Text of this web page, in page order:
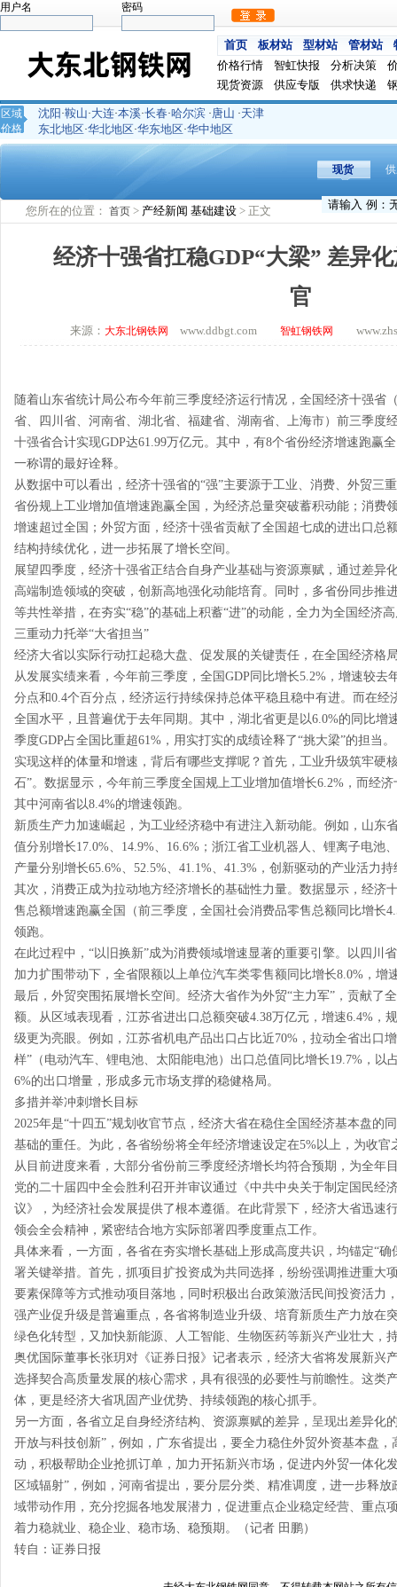
用户名 密码
首页 板材站 型材站 管材站
价格行情
智虹快报 分析决策
现货资源
供应专版 供求快递
区域
价格
沈阳 ·鞍山·大连·本溪·长春·哈尔滨 ·唐山 ·天津
东北地区·华北地区·华东地区·华中地区
现货
您所在的位置： 首页 > 产经新闻 基础建设 > 正文
经济十强省扛稳GDP“大梁” 差异
官
来源： 大东北钢铁网 www.ddbgt.com 智虹钢铁网
随着山东省统计局公布今年前三季度经济运行情况，全国经济十强省
省、四川省、河南省、湖北省、福建省、湖南省、上海市）前三季度
十强省合计实现GDP达61.99万亿元。其中，有8个省份经济增速跑赢
一称谓的最好诠释。
从数据中可以看出，经济十强省的“强”主要源于工业、消费、外贸三
省份规上工业增加值增速跑赢全国，为经济总量突破蓄积动能；消费
增速超过全国；外贸方面，经济十强省贡献了全国超七成的进出口总
结构持续优化，进一步拓展了增长空间。
展望四季度，经济十强省正结合自身产业基础与资源禀赋，通过差异
高端制造领域的突破，创新高地强化动能培育。同时，多省份同步推
等共性举措，在夯实“稳”的基础上积蓄“进”的动能，全力为全国经济
三重动力托举“大省担当”
经济大省以实际行动扛起稳大盘、促发展的关键责任，在全国经济格
从发展实绩来看，今年前三季度，全国GDP同比增长5.2%，增速较去
分点和0.4个百分点，经济运行持续保持总体平稳且稳中有进。而在经
全国水平，且普遍优于去年同期。其中，湖北省更是以6.0%的同比增
季度GDP占全国比重超61%，用实打实的成绩诠释了“挑大梁”的担当。
实现这样的体量和增速，背后有哪些支撑呢？首先，工业升级筑牢硬
石”。数据显示，今年前三季度全国规上工业增加值增长6.2%，而经
其中河南省以8.4%的增速领跑。
新质生产力加速崛起，为工业经济稳中有进注入新动能。例如，山东
值分别增长17.0%、14.9%、16.6%；浙江省工业机器人、锂离子电池
产量分别增长65.6%、52.5%、41.1%、41.3%，创新驱动的产业活力
其次，消费正成为拉动地方经济增长的基础性力量。数据显示，经济
售总额增速跑赢全国（前三季度，全国社会消费品零售总额同比增长
领跑。
在此过程中，“以旧换新”成为消费领域增速显著的重要引擎。以四川
加力扩围带动下，全省限额以上单位汽车类零售额同比增长8.0%，增
最后，外贸突围拓展增长空间。经济大省作为外贸“主力军”，贡献了
额。从区域表现看，江苏省进出口总额突破4.38万亿元，增速6.4%，
级更为亮眼。例如，江苏省机电产品出口占比近70%，拉动全省出口
样”（电动汽车、锂电池、太阳能电池）出口总值同比增长19.7%，以
6%的出口增量，形成多元市场支撑的稳健格局。
多措并举冲刺增长目标
2025年是“十四五”规划收官节点，经济大省在稳住全国经济基本盘的
基础的重任。为此，各省纷纷将全年经济增速设定在5%以上，为收官
从目前进度来看，大部分省份前三季度经济增长均符合预期，为全年
党的二十届四中全会胜利召开并审议通过《中共中央关于制定国民经
议》，为经济社会发展提供了根本遵循。在此背景下，经济大省迅速
领会全会精神，紧密结合地方实际部署四季度重点工作。
具体来看，一方面，各省在夯实增长基础上形成高度共识，均锚定“确
署关键举措。首先，抓项目扩投资成为共同选择，纷纷强调推进重大
要素保障等方式推动项目落地，同时积极出台政策激活民间投资活力
强产业促升级是普遍重点，各省将制造业升级、培育新质生产力放在
绿色化转型，又加快新能源、人工智能、生物医药等新兴产业壮大，
奥优国际董事长张玥对《证券日报》记者表示，经济大省将发展新兴
选择契合高质量发展的核心需求，具有很强的必要性与前瞻性。这类
体，更是经济大省巩固产业优势、持续领跑的核心抓手。
另一方面，各省立足自身经济结构、资源禀赋的差异，呈现出差异化
开放与科技创新”，例如，广东省提出，要全力稳住外贸外资基本盘
动，积极帮助企业抢抓订单，加力开拓新兴市场，促进内外贸一体化
区域辐射”，例如，河南省提出，要分层分类、精准调度，进一步释
域带动作用，充分挖掘各地发展潜力，促进重点企业稳定经营、重点
着力稳就业、稳企业、稳市场、稳预期。（记者 田鹏）
转自：证券日报